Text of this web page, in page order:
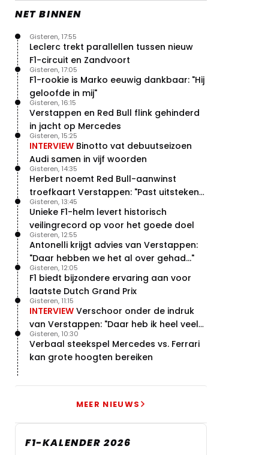
NET BINNEN
Leclerc trekt parallellen tussen nieuw
F1-circuit en Zandvoort
Gisteren, 17:55
F1-rookie is Marko eeuwig dankbaar: "Hij
geloofde in mij"
Gisteren, 17:05
Verstappen en Red Bull flink gehinderd
in jacht op Mercedes
Gisteren, 16:15
INTERVIEW Binotto vat debuutseizoen
Audi samen in vijf woorden
Gisteren, 15:25
Herbert noemt Red Bull-aanwinst
troefkaart Verstappen: "Past uitstekend
bij Red Bull"
Gisteren, 14:35
Unieke F1-helm levert historisch
veilingrecord op voor het goede doel
Gisteren, 13:45
Antonelli krijgt advies van Verstappen:
"Daar hebben we het al over gehad..."
Gisteren, 12:55
F1 biedt bijzondere ervaring aan voor
laatste Dutch Grand Prix
Gisteren, 12:05
INTERVIEW Verschoor onder de indruk
van Verstappen: "Daar heb ik heel veel
respect voor"
Gisteren, 11:15
Verbaal steekspel Mercedes vs. Ferrari
kan grote hoogten bereiken
Gisteren, 10:30
MEER NIEUWS
F1-KALENDER 2026